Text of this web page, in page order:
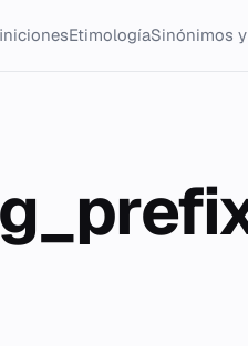
EtimologíaSinónimos